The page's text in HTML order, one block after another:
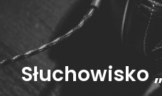
Słuchowisko